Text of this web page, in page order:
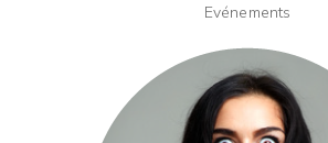
Evénements